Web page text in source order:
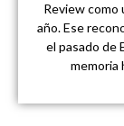
Review como
año. Ese
el pasado de
memoria